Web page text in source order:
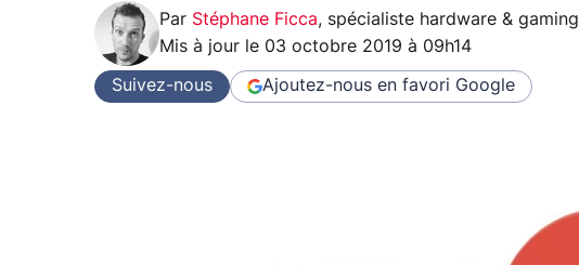
Par Stéphane Ficca, spécialiste hardware & gaming
Mis à jour le 03 octobre 2019 à 09h14
Suivez-nous Ajoutez-nous en favori Google